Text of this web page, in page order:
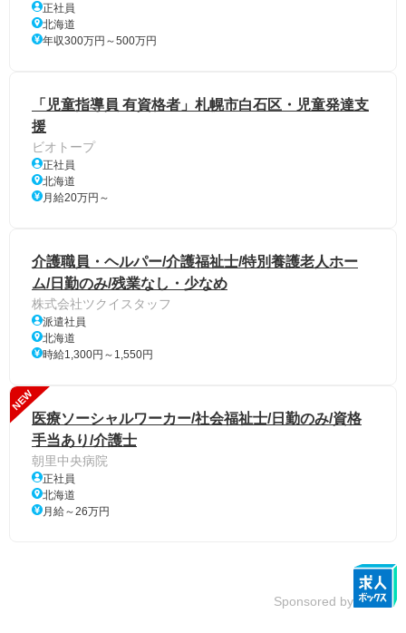
正社員
北海道
年収300万円～500万円
「児童指導員 有資格者」札幌市白石区・児童発達支
援
ビオトープ
正社員
北海道
月給20万円～
介護職員・ヘルパー/介護福祉士/特別養護老人ホー
ム/日勤のみ/残業なし・少なめ
株式会社ツクイスタッフ
派遣社員
北海道
時給1,300円～1,550円
NEW
医療ソーシャルワーカー/社会福祉士/日勤のみ/資格
手当あり/介護士
朝里中央病院
正社員
北海道
月給～26万円
Sponsored by